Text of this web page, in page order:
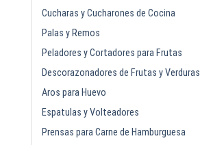
Cucharas y Cucharones de Cocina
Palas y Remos
Peladores y Cortadores para Frutas
Descorazonadores de Frutas y Verduras
Aros para Huevo
Espatulas y Volteadores
Prensas para Carne de Hamburguesa